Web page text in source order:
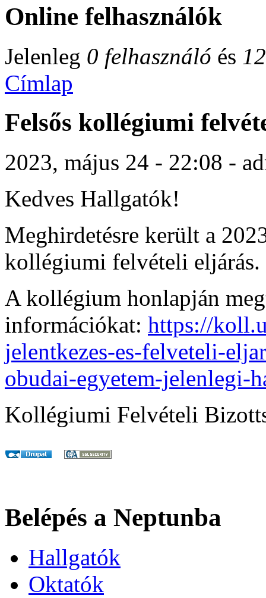
Online felhasználók
Jelenleg 0 felhasználó és
Címlap
Felsős kollégiumi
2023, május 24 - 22:08 -
Kedves Hallgatók!
Meghirdetésre került a
kollégiumi felvételi eljárás.
A kollégium honlapján
információkat: https://
jelentkezes-es-felveteli-
obudai-egyetem-jelenlegi-
Kollégiumi Felvételi
Belépés a Neptunba
Hallgatók
Oktatók